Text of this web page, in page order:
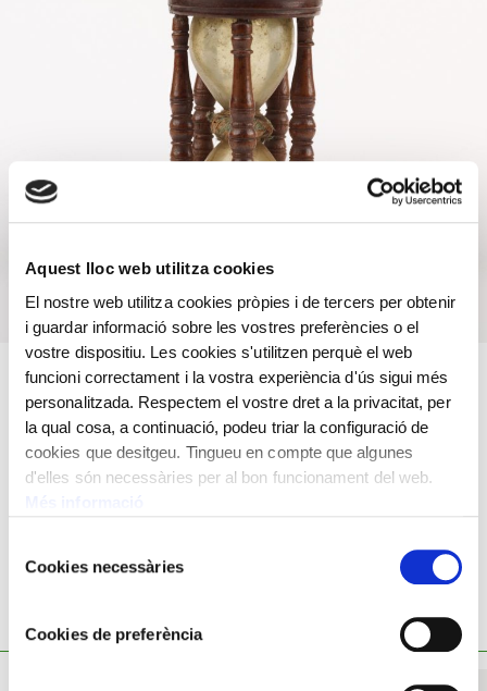
Aquest lloc web utilitza cookies
El nostre web utilitza cookies pròpies i de tercers per obtenir
i guardar informació sobre les vostres preferències o el
vostre dispositiu. Les cookies s'utilitzen perquè el web
funcioni correctament i la vostra experiència d'ús sigui més
personalitzada. Respectem el vostre dret a la privacitat, per
la qual cosa, a continuació, podeu triar la configuració de
cookies que desitgeu. Tingueu en compte que algunes
d'elles són necessàries per al bon funcionament del web.
deCookies necessàries
Cookies de preferència
Fusta i vidre
Rellotge de sorra de púlpit,9 x 5 x 5 cm
TAMBÉ ET POT INTERESSAR